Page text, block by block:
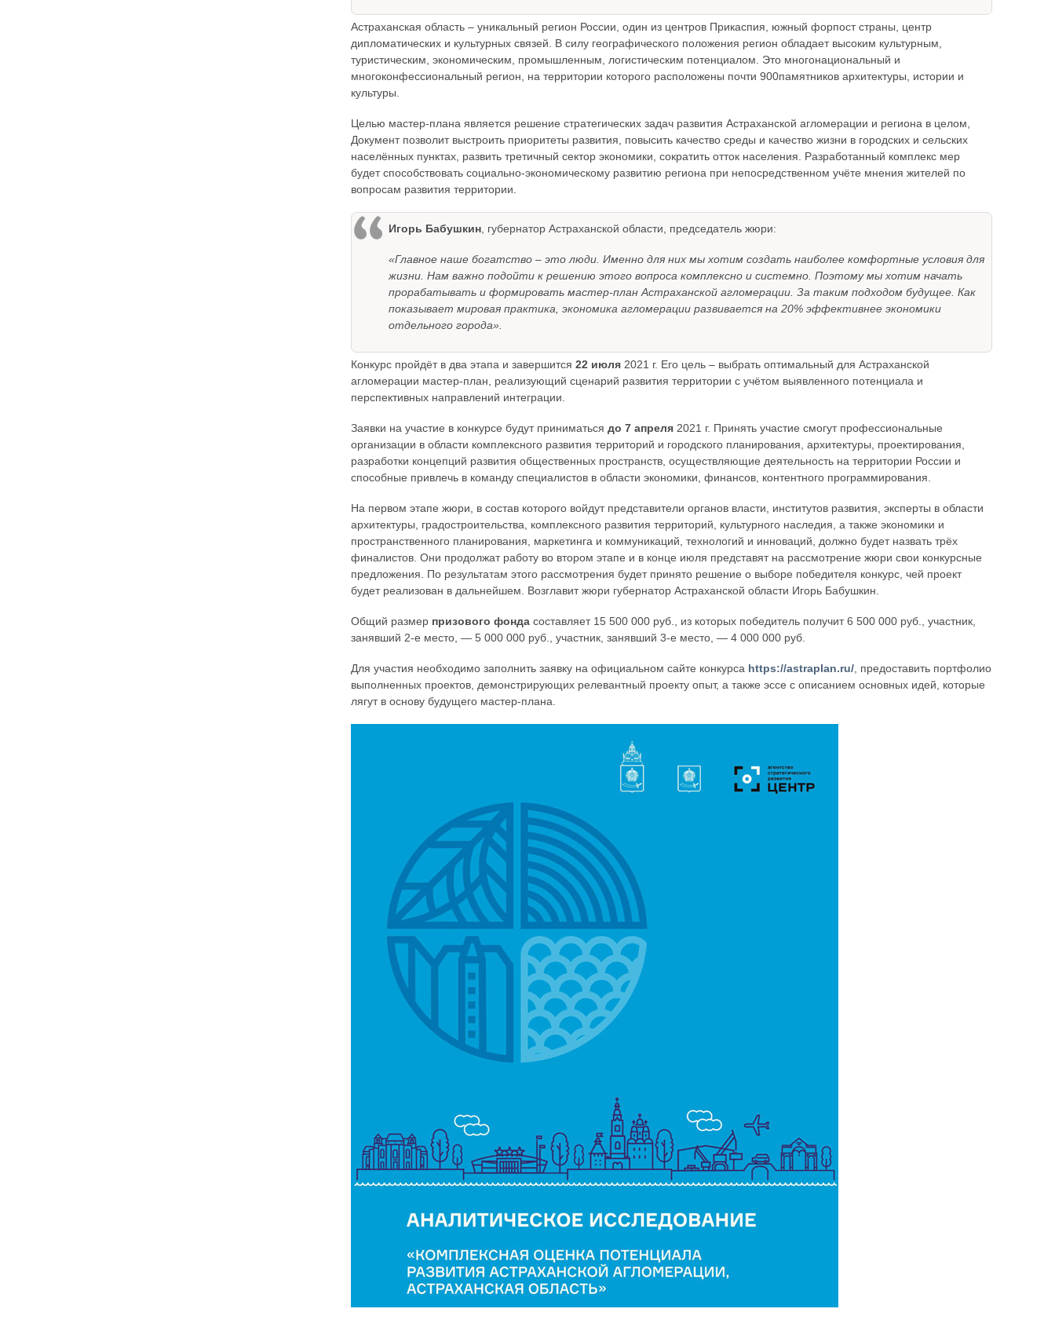
Астраханская область – уникальный регион России, один из центров Прикаспия, южный форпост страны, центр
дипломатических и культурных связей. В силу географического положения регион обладает высоким культурным,
туристическим, экономическим, промышленным, логистическим потенциалом. Это многонациональный и
многоконфессиональный регион, на территории которого расположены почти 900памятников архитектуры, истории и
культуры.
Целью мастер-плана является решение стратегических задач развития Астраханской агломерации и региона в целом,
Документ позволит выстроить приоритеты развития, повысить качество среды и качество жизни в городских и сельских
населённых пунктах, развить третичный сектор экономики, сократить отток населения. Разработанный комплекс мер
будет способствовать социально-экономическому развитию региона при непосредственном учёте мнения жителей по
вопросам развития территории.
Игорь Бабушкин , губернатор Астраханской области, председатель жюри:
«Главное наше богатство – это люди. Именно для них мы хотим создать наиболее комфортные условия для
жизни. Нам важно подойти к решению этого вопроса комплексно и системно. Поэтому мы хотим начать
прорабатывать и формировать мастер-план Астраханской агломерации. За таким подходом будущее. Как
показывает мировая практика, экономика агломерации развивается на 20% эффективнее экономики
отдельного города».
Конкурс пройдёт в два этапа и завершится22 июля 2021 г. Его цель – выбрать оптимальный для Астраханской
агломерации мастер-план, реализующий сценарий развития территории с учётом выявленного потенциала и
перспективных направлений интеграции.
Заявки на участие в конкурсе будут приниматьсядо 7 апреля 2021 г. Принять участие смогут профессиональные
организации в области комплексного развития территорий и городского планирования, архитектуры, проектирования,
разработки концепций развития общественных пространств, осуществляющие деятельность на территории России и
способные привлечь в команду специалистов в области экономики, финансов, контентного программирования.
На первом этапе жюри, в состав которого войдут представители органов власти, институтов развития, эксперты в области
архитектуры, градостроительства, комплексного развития территорий, культурного наследия, а также экономики и
пространственного планирования, маркетинга и коммуникаций, технологий и инноваций, должно будет назвать трёх
финалистов. Они продолжат работу во втором этапе и в конце июля представят на рассмотрение жюри свои конкурсные
предложения. По результатам этого рассмотрения будет принято решение о выборе победителя конкурс, чей проект
будет реализован в дальнейшем. Возглавит жюри губернатор Астраханской области Игорь Бабушкин.
Общий размер призового фонда составляет 15 500 000 руб., из которых победитель получит 6 500 000 руб., участник,
занявший 2-е место, — 5 000 000 руб., участник, занявший 3-е место, — 4 000 000 руб.
Для участия необходимо заполнить заявку на официальном сайте конкурса https://astraplan.ru/ , предоставить портфолио
выполненных проектов, демонстрирующих релевантный проекту опыт, а также эссе с описанием основных идей, которые
лягут в основу будущего мастер-плана.